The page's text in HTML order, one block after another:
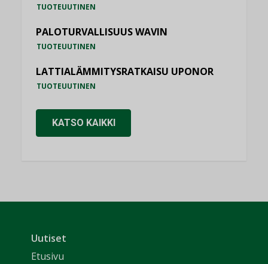
TUOTEUUTINEN
PALOTURVALLISUUS WAVIN
TUOTEUUTINEN
LATTIALÄMMITYSRATKAISU UPONOR
TUOTEUUTINEN
KATSO KAIKKI
Uutiset
Etusivu